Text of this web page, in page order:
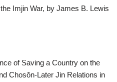
Imjin War, by James B. Lewis
of Saving a Country on the
Chosŏn-Later Jin Relations in